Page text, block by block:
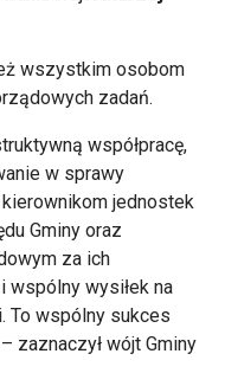
wszystkim osobom
zadań.
współpracę,
w sprawy
jednostek
Gminy oraz
za ich
wysiłek na
To wspólny sukces
zaznaczył wójt Gminy